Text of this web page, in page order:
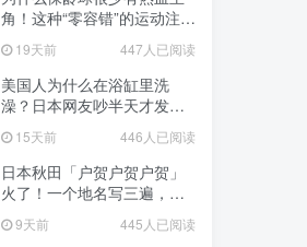
角！这种“零容错”的运动注定
们的生活！
19天前 447人已阅读
美国人为什么在浴缸里洗
澡？日本网友吵半天才发
藏在浴室地板里！
15天前 446人已阅读
日本秋田「户贺户贺户贺」
火了！一个地名写三遍，竟
不是玩梗而是150年旧账！
9天前 445人已阅读